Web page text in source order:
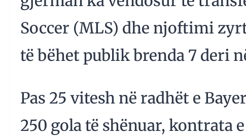
Soccer (MLS) dhe njoftimi
të bëhet publik brenda 7 deri
Pas 25 vitesh në radhët e
250 gola të shënuar, kontrata